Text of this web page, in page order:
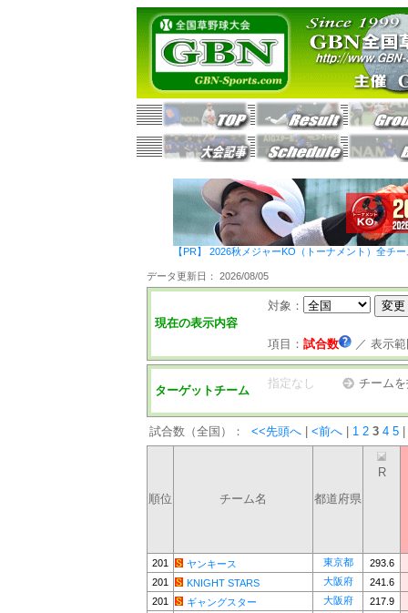
【PR】 2026秋メジャーKO（トーナメント）全チ
データ更新日： 2026/08/05
現在の表示内容
対象：
項目： 試合数 ／ 表示
ターゲットチーム
指定なし チーム
試合数（全国）： <<先頭へ <前へ 1 2 3 4 5
順位 チーム名 都道府県
R
201 ヤンキース 東京都
293.6
201
KNIGHT STARS 大阪府
241.6
201
ギャングスター 大阪府
217.9